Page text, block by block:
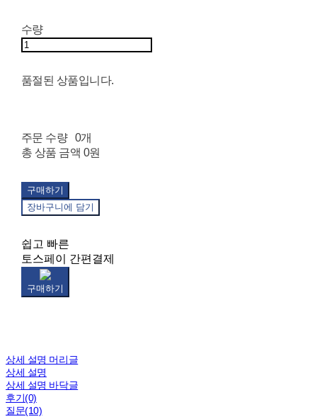
수량
품절된 상품입니다.
주문 수량
0개
총 상품 금액 0원
구매하기
장바구니에 담기
쉽고 빠른
토스페이 간편결제
구매하기
상세 설명 머리글
상세 설명
상세 설명 바닥글
후기(0)
질문(10)